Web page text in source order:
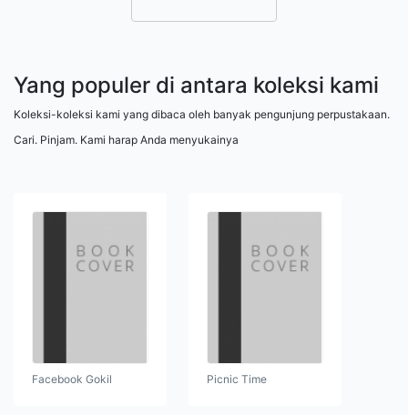
Yang populer di antara koleksi kami
Koleksi-koleksi kami yang dibaca oleh banyak pengunjung perpustakaan.
Cari. Pinjam. Kami harap Anda menyukainya
Facebook Gokil Picnic Time